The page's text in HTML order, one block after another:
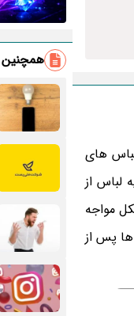
های
لباس از
مواجه
پس از
همچنین